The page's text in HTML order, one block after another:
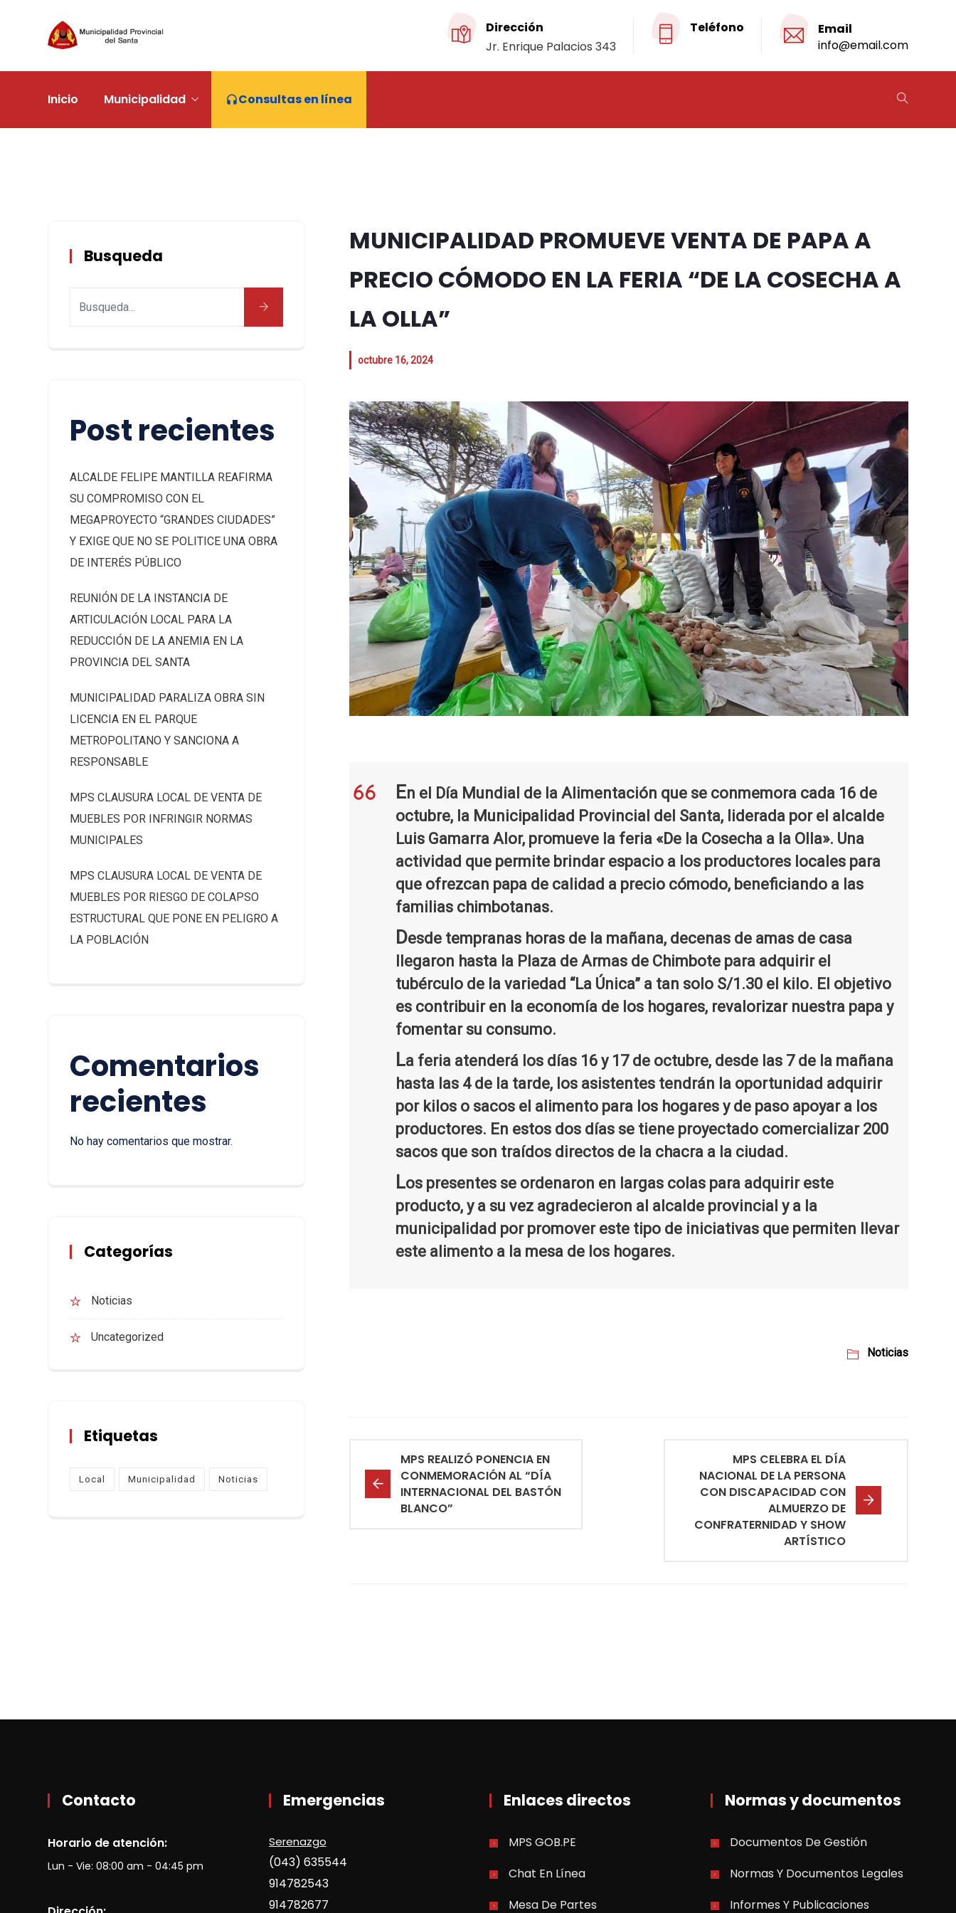
Dirección
Jr. Enrique Palacios 343
Teléfono
Email
info@email.com
Inicio Municipalidad Consultas en línea
MUNICIPALIDAD PROMUEVE VENTA DE PAPA A
PRECIO CÓMODO EN LA FERIA “DE LA COSECHA A
LA OLLA”
octubre 16, 2024
En el Día Mundial de la Alimentación que se conmemora cada 16 de
octubre, la Municipalidad Provincial del Santa, liderada por el alcalde
Luis Gamarra Alor, promueve la feria «De la Cosecha a la Olla». Una
actividad que permite brindar espacio a los productores locales para
que ofrezcan papa de calidad a precio cómodo, beneficiando a las
familias chimbotanas.
Desde tempranas horas de la mañana, decenas de amas de casa
llegaron hasta la Plaza de Armas de Chimbote para adquirir el
tubérculo de la variedad “La Única” a tan solo S/1.30 el kilo. El objetivo
es contribuir en la economía de los hogares, revalorizar nuestra papa y
fomentar su consumo.
La feria atenderá los días 16 y 17 de octubre, desde las 7 de la mañana
hasta las 4 de la tarde, los asistentes tendrán la oportunidad adquirir
por kilos o sacos el alimento para los hogares y de paso apoyar a los
productores. En estos dos días se tiene proyectado comercializar 200
sacos que son traídos directos de la chacra a la ciudad.
Los presentes se ordenaron en largas colas para adquirir este
producto, y a su vez agradecieron al alcalde provincial y a la
municipalidad por promover este tipo de iniciativas que permiten llevar
este alimento a la mesa de los hogares.
Noticias
MPS REALIZÓ PONENCIA EN
CONMEMORACIÓN AL “DÍA
INTERNACIONAL DEL BASTÓN
BLANCO”
MPS CELEBRA EL DÍA
NACIONAL DE LA PERSONA
CON DISCAPACIDAD CON
ALMUERZO DE
CONFRATERNIDAD Y SHOW
ARTÍSTICO
Busqueda
Post recientes
ALCALDE FELIPE MANTILLA REAFIRMA
SU COMPROMISO CON EL
MEGAPROYECTO “GRANDES CIUDADES”
Y EXIGE QUE NO SE POLITICE UNA OBRA
DE INTERÉS PÚBLICO
REUNIÓN DE LA INSTANCIA DE
ARTICULACIÓN LOCAL PARA LA
REDUCCIÓN DE LA ANEMIA EN LA
PROVINCIA DEL SANTA
MUNICIPALIDAD PARALIZA OBRA SIN
LICENCIA EN EL PARQUE
METROPOLITANO Y SANCIONA A
RESPONSABLE
MPS CLAUSURA LOCAL DE VENTA DE
MUEBLES POR INFRINGIR NORMAS
MUNICIPALES
MPS CLAUSURA LOCAL DE VENTA DE
MUEBLES POR RIESGO DE COLAPSO
ESTRUCTURAL QUE PONE EN PELIGRO A
LA POBLACIÓN
Comentarios
recientes
No hay comentarios que mostrar.
Categorías
Noticias
Uncategorized
Etiquetas
Local Municipalidad Noticias
Contacto
Horario de atención:
Lun - Vie: 08:00 am - 04:45 pm
Emergencias
Serenazgo
(043) 635544
914782543
914782677
Enlaces directos
MPS GOB.PE
Chat En Línea
Mesa De Partes
Normas y documentos
Documentos De Gestión
Normas Y Documentos Legales
Informes Y Publicaciones